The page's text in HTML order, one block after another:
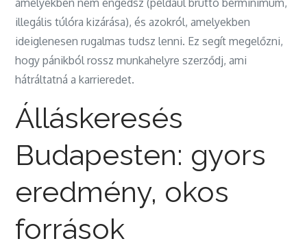
amelyekben nem engedsz (például bruttó bérminimum,
illegális túlóra kizárása), és azokról, amelyekben
ideiglenesen rugalmas tudsz lenni. Ez segít megelőzni,
hogy pánikból rossz munkahelyre szerződj, ami
hátráltatná a karrieredet.
Álláskeresés
Budapesten: gyors
eredmény, okos
források